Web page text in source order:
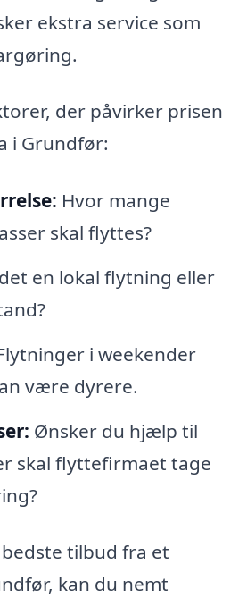
ekstra service som
der påvirker prisen
i Grundfør:
Hvor mange
skal flyttes?
en lokal flytning eller
i weekender
være dyrere.
Ønsker du hjælp til
skal flyttefirmaet tage
tilbud fra et
kan du nemt